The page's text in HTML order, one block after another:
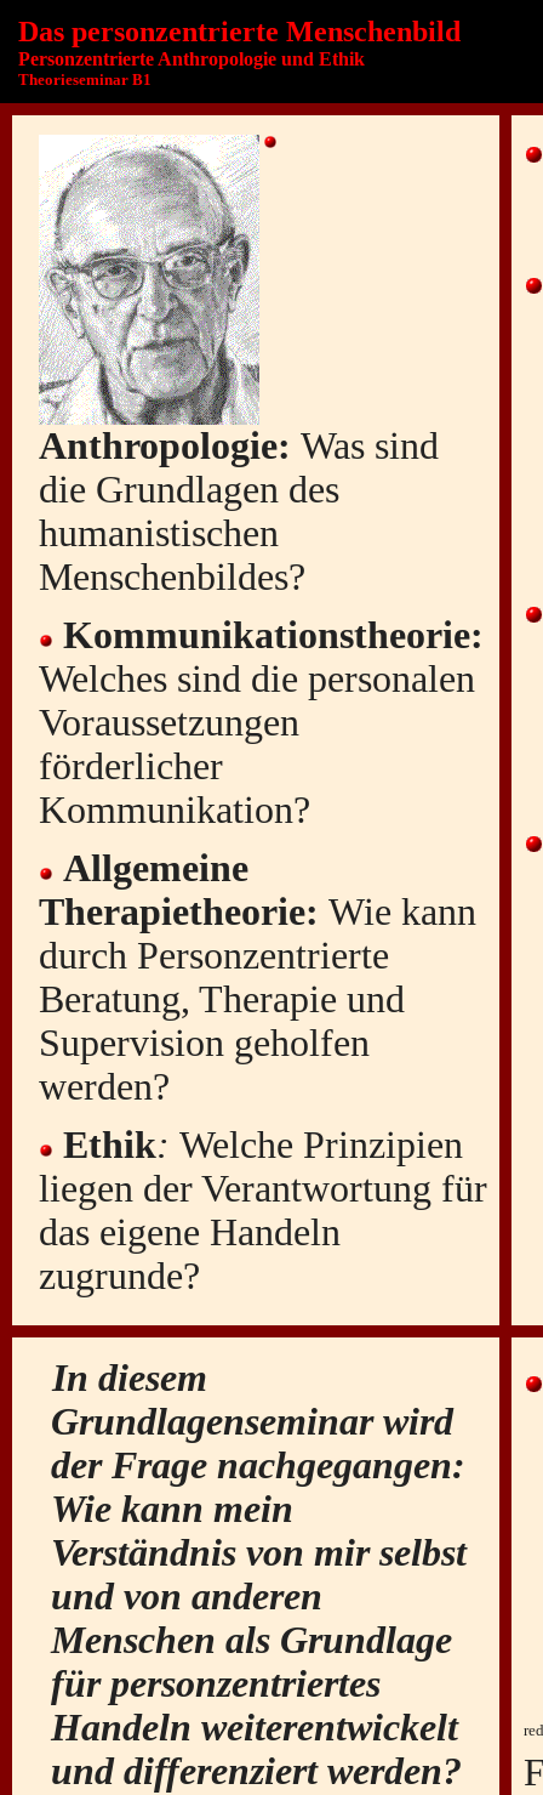
Das personzentrierte Menschenbild
Personzentrierte Anthropologie und Ethik
Theorieseminar B1
Anthropologie: Was sind
die Grundlagen des
humanistischen
Menschenbildes?
Kommunikationstheorie:
Welches sind die personalen
Voraussetzungen
förderlicher
Kommunikation?
Allgemeine
Therapietheorie: Wie kann
durch Personzentrierte
Beratung, Therapie und
Supervision geholfen
werden?
Ethik: Welche Prinzipien
liegen der Verantwortung für
das eigene Handeln
zugrunde?
In diesem
Grundlagenseminar wird
der Frage nachgegangen:
Wie kann mein
Verständnis von mir selbst
und von anderen
Menschen als Grundlage
für personzentriertes
Handeln weiterentwickelt
und differenziert werden?